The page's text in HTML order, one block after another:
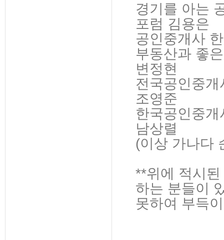
경기를 아는
포럼 김용은
공인중개사
부동산과 좋
변정현
전국공인중
조영준
한국공인중
남상렬
(이상 가나다
**위에 적시
하는 분들이
못하여 부득